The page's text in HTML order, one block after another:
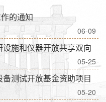
的通知
06-09
施和仪器开放共享双向
05-25
测试开放基金资助项目
05-20